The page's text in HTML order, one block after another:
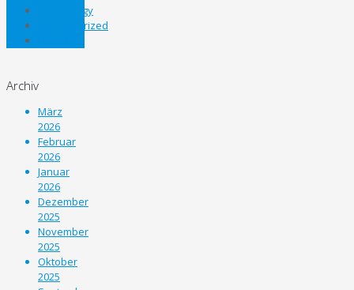
Technology
Uncategorized
Archiv
März
2026
Februar
2026
Januar
2026
Dezember
2025
November
2025
Oktober
2025